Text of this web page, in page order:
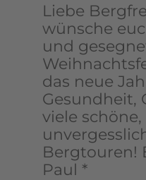
Liebe
wünsche
und
das neue
Gesundheit,
viele schöne,
Bergtouren!
Paul *